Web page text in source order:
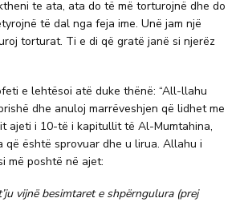
te ata, ata do të më torturojnë dhe do
të dal nga feja ime. Unë jam një
torturat. Ti e di që gratë janë si njerëz
e lehtësoi atë duke thënë: “All-llahu
dhe anuloj marrëveshjen që lidhet me
ajeti i 10-të i kapitullit të Al-Mumtahina,
që është sprovuar dhe u lirua. Allahu i
më poshtë në ajet:
vijnë besimtaret e shpërngulura (prej